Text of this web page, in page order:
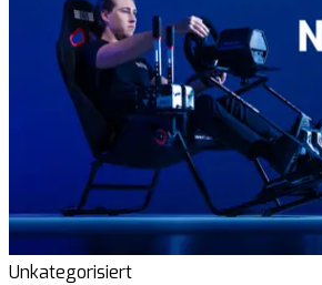
Unkategorisiert